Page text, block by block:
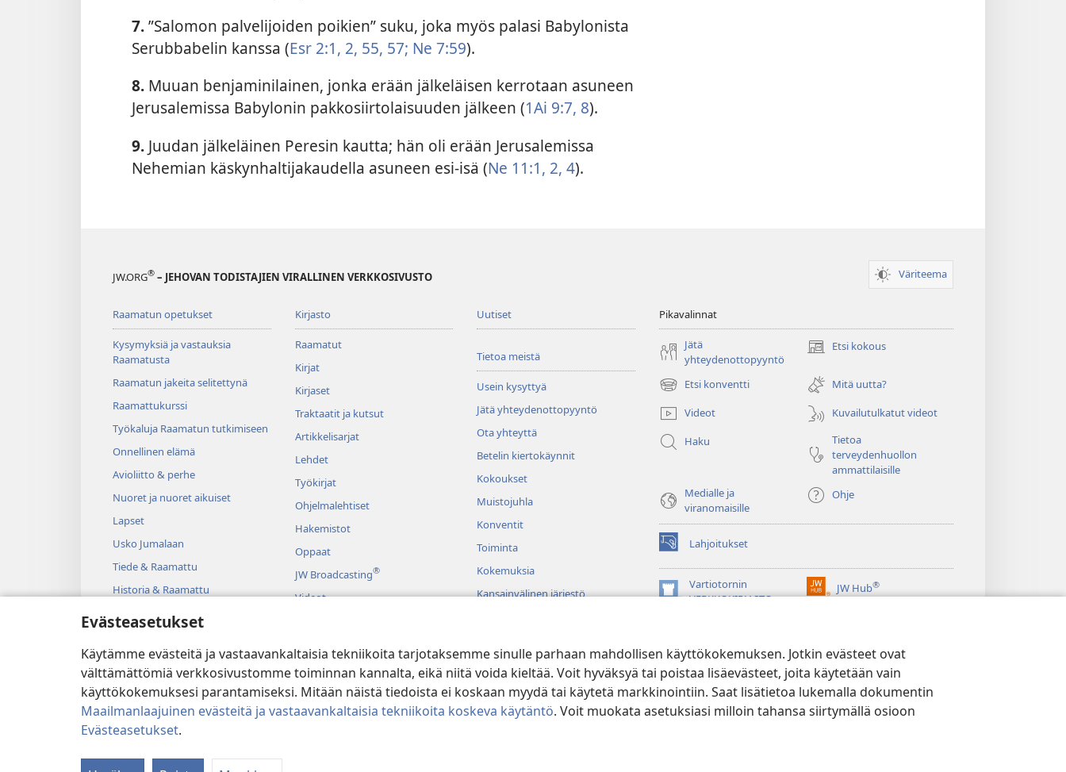
Evästeasetukset
Käytämme evästeitä ja vastaavankaltaisia tekniikoita tarjotaksemme sinulle parhaan mahdollisen käyttökokemuksen. Jotkin evästeet ovat
välttämättömiä verkkosivustomme toiminnan kannalta, eikä niitä voida kieltää. Voit hyväksyä tai poistaa lisäevästeet, joita käytetään vain
käyttökokemuksesi parantamiseksi. Mitään näistä tiedoista ei koskaan myydä tai käytetä markkinointiin. Saat lisätietoa lukemalla dokumentin
Maailmanlaajuinen evästeitä ja vastaavankaltaisia tekniikoita koskeva käytäntö. Voit muokata asetuksiasi milloin tahansa siirtymällä osioon
Evästeasetukset.
7.”Salomon palvelijoiden poikien” suku, joka myös palasi Babylonista
Serubbabelin kanssa (Esr 2:1, 2, 55, 57; Ne 7:59).
8. Muuan benjaminilainen, jonka erään jälkeläisen kerrotaan asuneen
Jerusalemissa Babylonin pakkosiirtolaisuuden jälkeen (1Ai 9:7, 8).
9. Juudan jälkeläinen Peresin kautta; hän oli erään Jerusalemissa
Nehemian käskynhaltijakaudella asuneen esi-isä (Ne 11:1, 2, 4).
JW.ORG® – JEHOVAN TODISTAJIEN VIRALLINEN VERKKOSIVUSTO Väriteema
Raamatun opetukset
Kysymyksiä ja vastauksia
Raamatusta
Raamatun jakeita selitettynä
Raamattukurssi
Työkaluja Raamatun tutkimiseen
Onnellinen elämä
Avioliitto & perhe
Nuoret ja nuoret aikuiset
Lapset
Usko Jumalaan
Tiede & Raamattu
Historia & Raamattu
Kirjasto
Raamatut
Kirjat
Kirjaset
Traktaatit ja kutsut
Artikkelisarjat
Lehdet
Työkirjat
Ohjelmalehtiset
Hakemistot
Oppaat
JW Broadcasting®
Videot
Dramatisoitu raamatunluku
Uutiset
Tietoa meistä
Usein kysyttyä
Jätä yhteydenottopyyntö
Ota yhteyttä
Betelin kiertokäynnit
Kokoukset
Muistojuhla
Konventit
Toiminta
Kokemuksia
Kansainvälinen järjestö
Pikavalinnat
Jätä
yhteydenottopyyntö
Etsi kokous
(avaa
ikkunan)
Etsi konventti
(avaa
uuden
ikkunan)
Mitä uutta?
Videot
Kuvailutulkatut videot
Haku
Tietoa
terveydenhuollon
ammattilaisille
Medialle ja
viranomaisille
Ohje
Lahjoitukset
(avaa
uuden
ikkunan)Vartiotornin
VERKKOKIRJASTO
(avaa
JW Hub®
(avaa